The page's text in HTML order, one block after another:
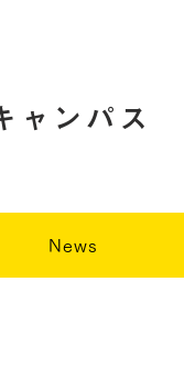
ャンパス
News